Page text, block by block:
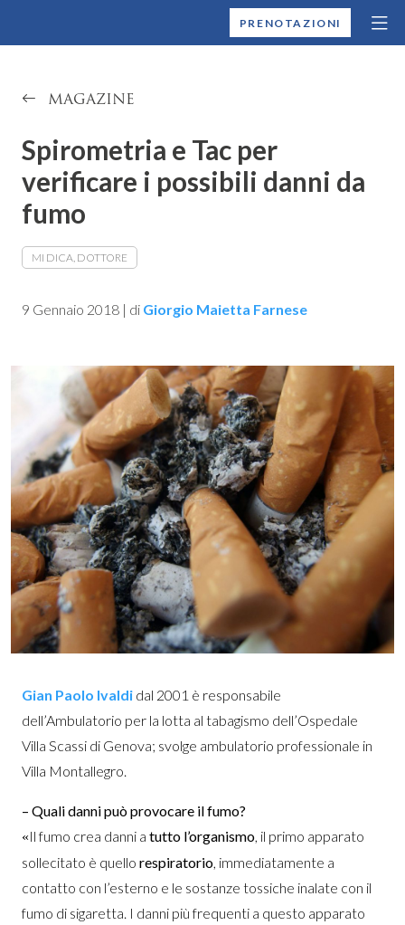
MONTALLEGROPRENOTAZIONI
MAGAZINE
Spirometria e Tac per
verificare i possibili danni da
fumo
MI DICA, DOTTORE
9 Gennaio 2018 | di Giorgio Maietta Farnese
Gian Paolo Ivaldi dal 2001 è responsabile
dell’Ambulatorio per la lotta al tabagismo dell’Ospedale
Villa Scassi di Genova; svolge ambulatorio professionale in
Villa Montallegro.
– Quali danni può provocare il fumo?
«Il fumo crea danni a tutto l’organismo, il primo apparato
sollecitato è quello respiratorio, immediatamente a
contatto con l’esterno e le sostanze tossiche inalate con il
fumo di sigaretta. I danni più frequenti a questo apparato